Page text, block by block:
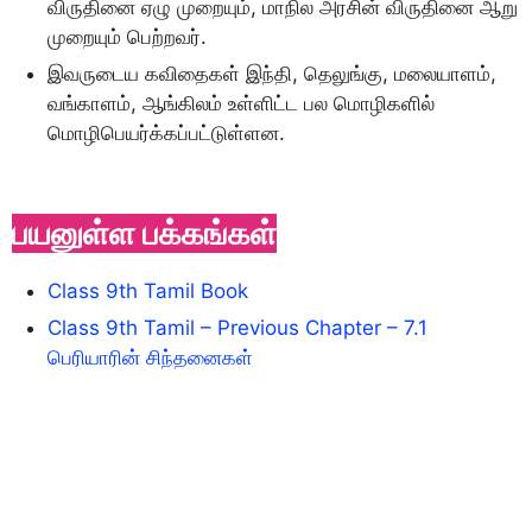
விருதினை ஏழு முறையும், மாநில அரசின் விருதினை ஆறு
முறையும் பெற்றவர்.
இவருடைய கவிதைகள் இந்தி, தெலுங்கு, மலையாளம்,
வங்காளம், ஆங்கிலம் உள்ளிட்ட பல மொழிகளில்
மொழிபெயர்க்கப்பட்டுள்ளன.
பயனுள்ள பக்கங்கள்
Class 9th Tamil Book
Class 9th Tamil – Previous Chapter – 7.1
பெரியாரின் சிந்தனைகள்